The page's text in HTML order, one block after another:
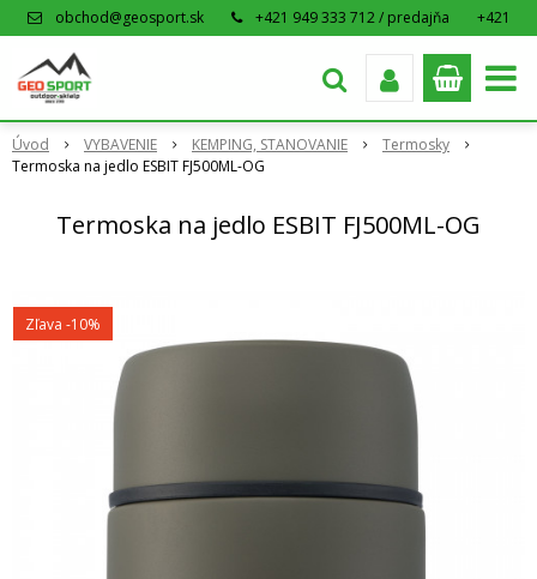
obchod@geosport.sk +421 949 333 712 / predajňa
+421
Úvod VYBAVENIE KEMPING, STANOVANIE
Termosky
Termoska na jedlo ESBIT FJ500ML-OG
Termoska na jedlo ESBIT FJ500ML-OG
Zľava -10%